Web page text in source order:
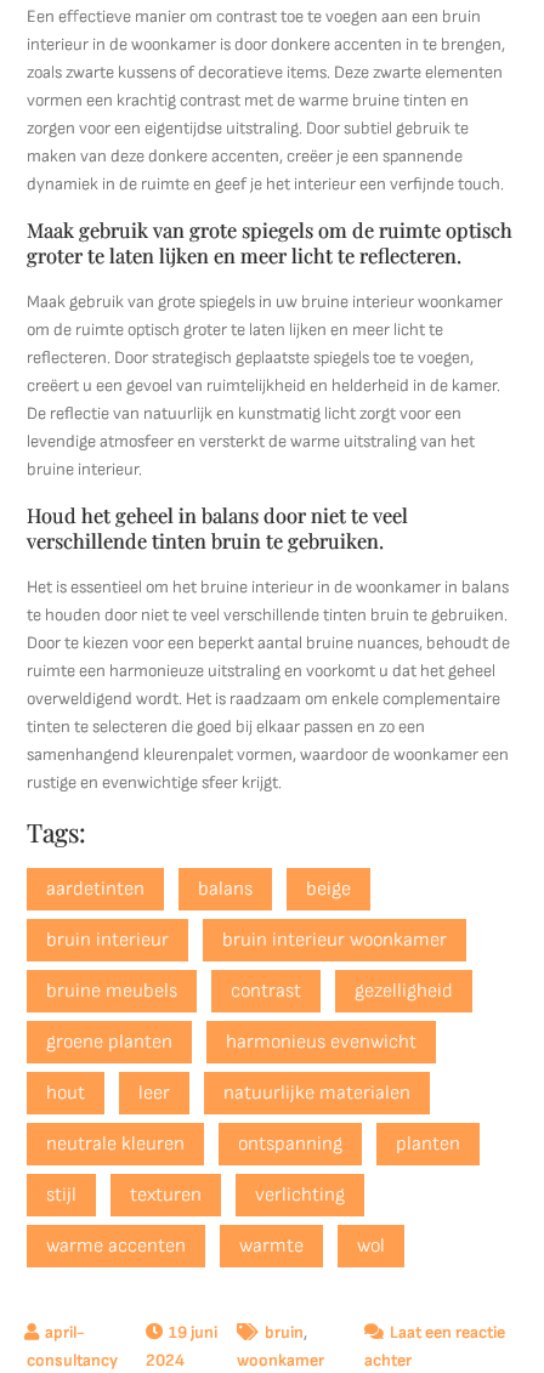
Een effectieve manier om contrast toe te voegen aan een bruin
interieur in de woonkamer is door donkere accenten in te brengen,
zoals zwarte kussens of decoratieve items. Deze zwarte elementen
vormen een krachtig contrast met de warme bruine tinten en
zorgen voor een eigentijdse uitstraling. Door subtiel gebruik te
maken van deze donkere accenten, creëer je een spannende
dynamiek in de ruimte en geef je het interieur een verfijnde touch.
Maak gebruik van grote spiegels om de ruimte optisch
groter te laten lijken en meer licht te reflecteren.
Maak gebruik van grote spiegels in uw bruine interieur woonkamer
om de ruimte optisch groter te laten lijken en meer licht te
reflecteren. Door strategisch geplaatste spiegels toe te voegen,
creëert u een gevoel van ruimtelijkheid en helderheid in de kamer.
De reflectie van natuurlijk en kunstmatig licht zorgt voor een
levendige atmosfeer en versterkt de warme uitstraling van het
bruine interieur.
Houd het geheel in balans door niet te veel
verschillende tinten bruin te gebruiken.
Het is essentieel om het bruine interieur in de woonkamer in balans
te houden door niet te veel verschillende tinten bruin te gebruiken.
Door te kiezen voor een beperkt aantal bruine nuances, behoudt de
ruimte een harmonieuze uitstraling en voorkomt u dat het geheel
overweldigend wordt. Het is raadzaam om enkele complementaire
tinten te selecteren die goed bij elkaar passen en zo een
samenhangend kleurenpalet vormen, waardoor de woonkamer een
rustige en evenwichtige sfeer krijgt.
Tags:
aardetinten balans beige
bruin interieur bruin interieur woonkamer
bruine meubels contrast gezelligheid
groene planten harmonieus evenwicht
hout leer natuurlijke materialen
neutrale kleuren ontspanning planten
stijl texturen verlichting
warme accenten warmte wol
19 juni
2024
bruin,
woonkamer
Laat een reactie
achterop